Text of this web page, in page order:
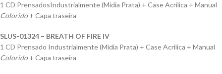
1 CD PrensadosIndustrialmente (Mídia Prata) + Case Acrilica + Manual
Colorido+ Capa traseira
SLUS-01324 – BREATH OF FIRE IV
1 CD Prensado Industrialmente (Mídia Prata) + Case Acrilica + Manual
Colorido+ Capa traseira